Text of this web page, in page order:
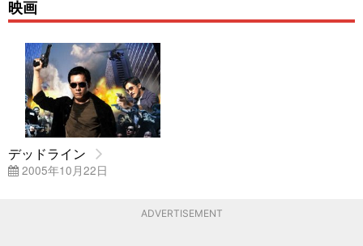
映画
デッドライン
2005年10月22日
ADVERTISEMENT